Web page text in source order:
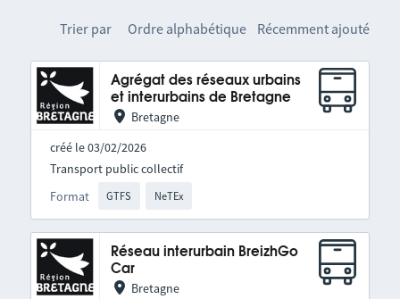
Trier par Ordre alphabétique Récemment ajouté
Agrégat des réseaux urbains
et interurbains de Bretagne
Bretagne
créé le 03/02/2026
Format GTFS NeTEx
Transport public collectif
Réseau interurbain BreizhGo
Car
Bretagne